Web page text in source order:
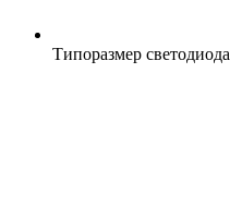
Типоразмер светодиода